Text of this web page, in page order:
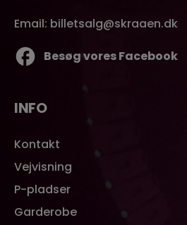
Email: billetsalg@skraaen.dk
Besøg vores Facebook
INFO
Kontakt
Vejvisning
P-pladser
Garderobe